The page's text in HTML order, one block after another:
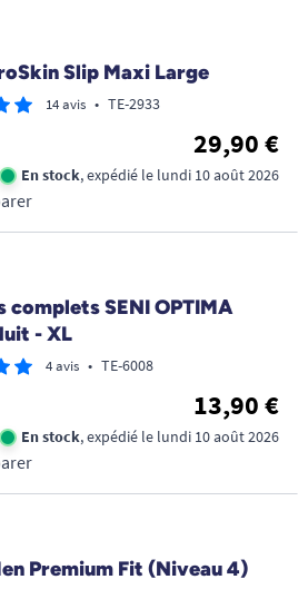
Slip Maxi Large
14 avis • TE-2933
29,90 €
En stock, expédié le lundi 10 août 2026
complets SENI OPTIMA
- XL
4 avis • TE-6008
13,90 €
En stock, expédié le lundi 10 août 2026
Premium Fit (Niveau 4)